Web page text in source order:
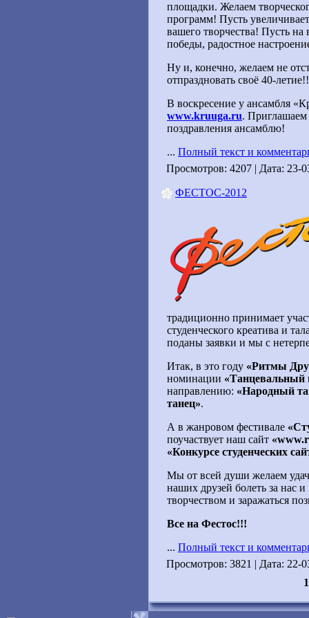
площадки. Желаем
программ! Пусть
вашего творчества! Пусть на
победы, радостное
Ну и, конечно, желаем не
отпраздновать своё 40-
В воскресение у ансамбля
www.kruuga.ru. Приглашаем
поздравления ансамблю!
... Полный текст и
Просмотров: 4207 | Дата: 23-
ФЕСТОС-2012
традиционно принимает
студенческого креатива и
поданы заявки и мы с
Итак, в это году «Ритмы
номинации
направлению: «Народный
танец».
А в жанровом фестивале
поучаствует наш сайт
«Конкурсе студенческих
Мы от всей души желаем
наших друзей болеть за нас
творчеством и заражаться
Все на Фестос!!!
... Полный текст и
Просмотров: 3821 | Дата: 22-
1